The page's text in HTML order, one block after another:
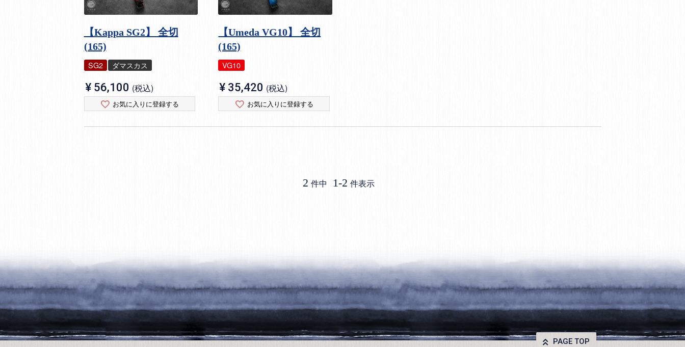
【Kappa SG2】 全切
(165)
SG2 ダマスカス
¥ 56,100 税込
お気に入りに登録する
【Umeda VG10】 全切
(165)
VG10
¥ 35,420 税込
お気に入りに登録する
2 件中 1-2 件表示
PAGE TOP